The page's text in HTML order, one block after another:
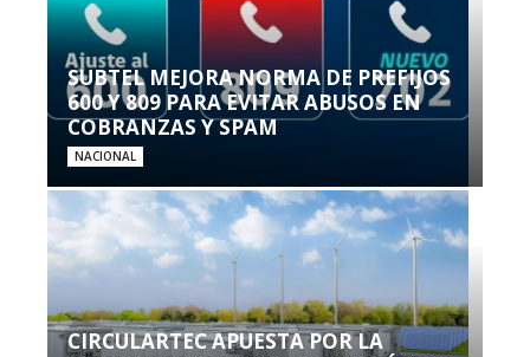
SUBTEL MEJORA NORMA DE PREFIJOS
600 Y 809 PARA EVITAR ABUSOS EN
COBRANZAS Y SPAM
NACIONAL
CIRCULARTEC APUESTA POR LA